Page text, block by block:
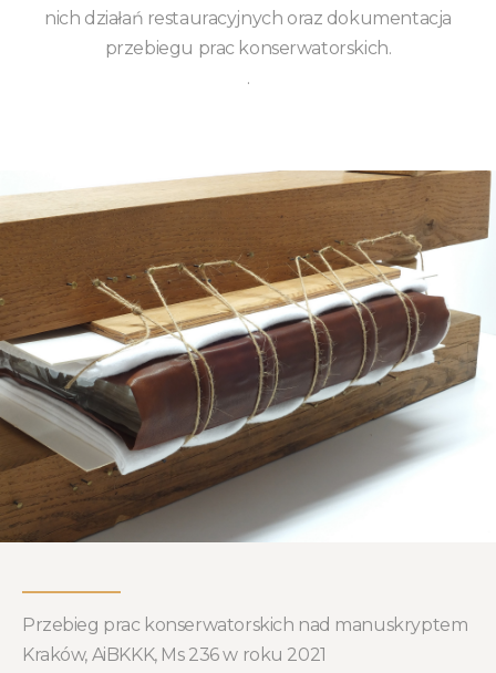
nich działań restauracyjnych oraz dokumentacja
przebiegu prac konserwatorskich.
.
Przebieg prac konserwatorskich nad manuskryptem
Kraków, AiBKKK, Ms 236 w roku 2021